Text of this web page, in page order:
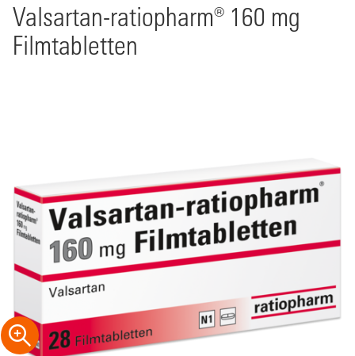
Valsartan-ratiopharm® 160 mg
Filmtabletten